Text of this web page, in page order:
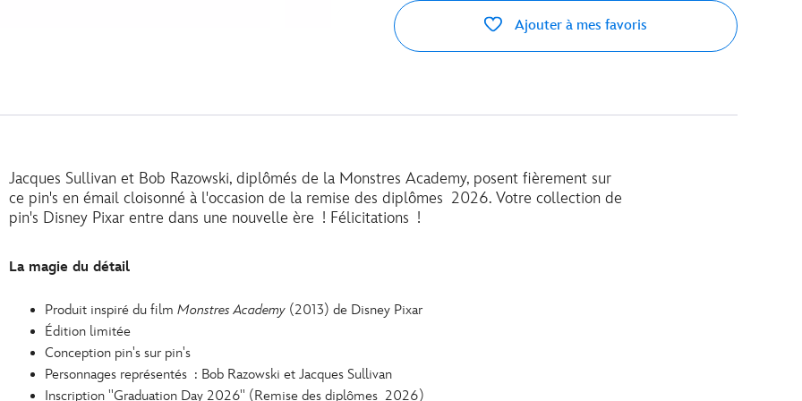
Ajouter à mes favoris
Jacques Sullivan et Bob Razowski, diplômés de la Monstres Academy, posent fièrement sur
ce pin's en émail cloisonné à l'occasion de la remise des diplômes 2026. Votre collection de
pin's Disney Pixar entre dans une nouvelle ère ! Félicitations !
La magie du détail
Produit inspiré du film Monstres Academy (2013) de Disney Pixar
Édition limitée
Conception pin's sur pin's
Personnages représentés : Bob Razowski et Jacques Sullivan
Inscription ''Graduation Day 2026'' (Remise des diplômes 2026)